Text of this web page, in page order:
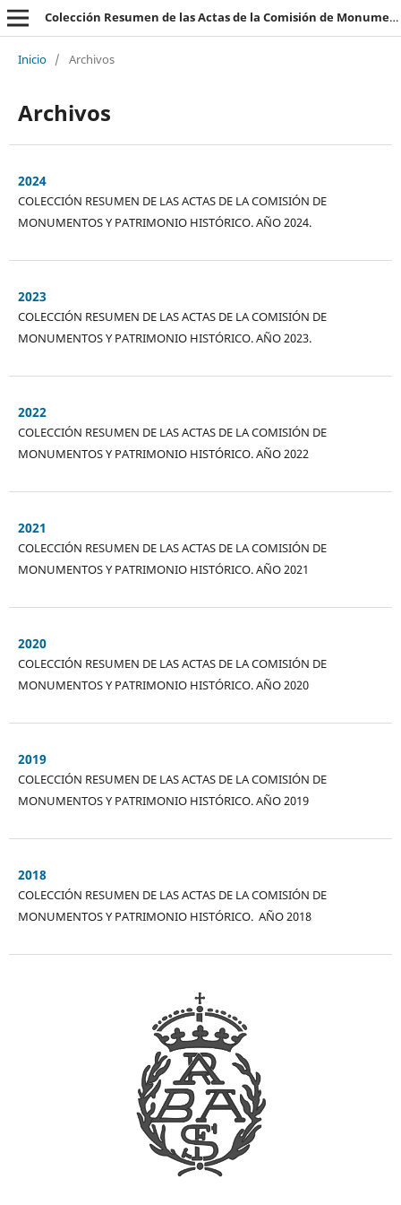
Colección Resumen de las Actas de la Comisión de Monumentos y Patrimonio Histórico
Inicio / Archivos
Archivos
2024
COLECCIÓN RESUMEN DE LAS ACTAS DE LA COMISIÓN DE
MONUMENTOS Y PATRIMONIO HISTÓRICO. AÑO 2024.
2023
COLECCIÓN RESUMEN DE LAS ACTAS DE LA COMISIÓN DE
MONUMENTOS Y PATRIMONIO HISTÓRICO. AÑO 2023.
2022
COLECCIÓN RESUMEN DE LAS ACTAS DE LA COMISIÓN DE
MONUMENTOS Y PATRIMONIO HISTÓRICO. AÑO 2022
2021
COLECCIÓN RESUMEN DE LAS ACTAS DE LA COMISIÓN DE
MONUMENTOS Y PATRIMONIO HISTÓRICO. AÑO 2021
2020
COLECCIÓN RESUMEN DE LAS ACTAS DE LA COMISIÓN DE
MONUMENTOS Y PATRIMONIO HISTÓRICO. AÑO 2020
2019
COLECCIÓN RESUMEN DE LAS ACTAS DE LA COMISIÓN DE
MONUMENTOS Y PATRIMONIO HISTÓRICO. AÑO 2019
2018
COLECCIÓN RESUMEN DE LAS ACTAS DE LA COMISIÓN DE
MONUMENTOS Y PATRIMONIO HISTÓRICO. AÑO 2018